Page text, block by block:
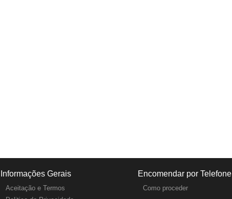
Informações Gerais
Aceitação e Termos
Encomendar por Telefone
Como proceder